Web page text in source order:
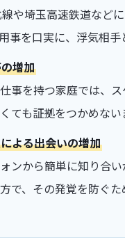
や埼玉高速鉄道など
事を口実に、浮気相手
増加
事を持つ家庭では、
ても証拠をつかめない
よる出会いの増加
ンから簡単に知り合
で、その発覚を防ぐ